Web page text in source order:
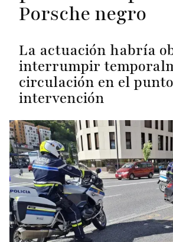
Porsche negro
La actuación habría
interrumpir
circulación en el
intervención